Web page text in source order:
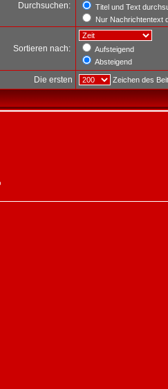
Durchsuchen:
Titel und Text
Nur Nachrichtentext
Sortieren nach:
Aufsteigend
Absteigend
Die ersten Zeichen des